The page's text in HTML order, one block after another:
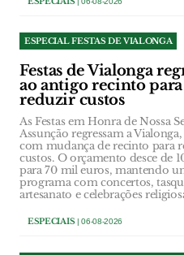
ESPECIAL FESTAS DE VIALONGA
Festas de Vialonga
ao antigo recinto para
reduzir custos
As Festas em Honra de Nossa
Assunção regressam a Vialonga,
com mudança de recinto para
custos. O orçamento desce de
para 70 mil euros, mantendo
programa com concertos,
artesanato e celebrações
ESPECIAIS| 06-08-2026